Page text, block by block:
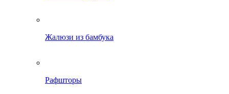
Жалюзи из бамбука
Рафшторы